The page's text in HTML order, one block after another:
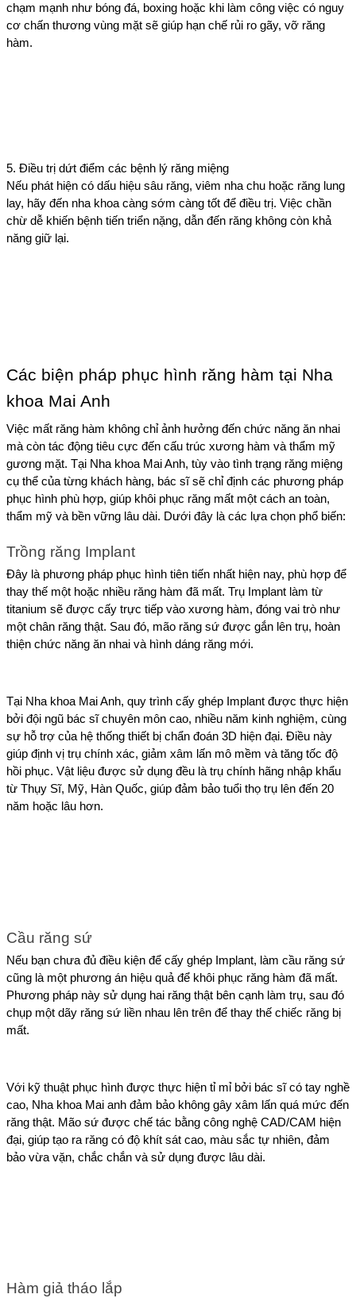
chạm mạnh như bóng đá, boxing hoặc khi làm công việc có nguy
cơ chấn thương vùng mặt sẽ giúp hạn chế rủi ro gãy, vỡ răng
hàm.
5. Điều trị dứt điểm các bệnh lý răng miệng
Nếu phát hiện có dấu hiệu sâu răng, viêm nha chu hoặc răng lung
lay, hãy đến nha khoa càng sớm càng tốt để điều trị. Việc chần
chừ dễ khiến bệnh tiến triển nặng, dẫn đến răng không còn khả
năng giữ lại.
Các biện pháp phục hình răng hàm tại Nha
khoa Mai Anh
Việc mất răng hàm không chỉ ảnh hưởng đến chức năng ăn nhai
mà còn tác động tiêu cực đến cấu trúc xương hàm và thẩm mỹ
gương mặt. Tại Nha khoa Mai Anh, tùy vào tình trạng răng miệng
cụ thể của từng khách hàng, bác sĩ sẽ chỉ định các phương pháp
phục hình phù hợp, giúp khôi phục răng mất một cách an toàn,
thẩm mỹ và bền vững lâu dài. Dưới đây là các lựa chọn phổ biến:
Trồng răng Implant
Đây là phương pháp phục hình tiên tiến nhất hiện nay, phù hợp để
thay thế một hoặc nhiều răng hàm đã mất. Trụ Implant làm từ
titanium sẽ được cấy trực tiếp vào xương hàm, đóng vai trò như
một chân răng thật. Sau đó, mão răng sứ được gắn lên trụ, hoàn
thiện chức năng ăn nhai và hình dáng răng mới.
Tại Nha khoa Mai Anh, quy trình cấy ghép Implant được thực hiện
bởi đội ngũ bác sĩ chuyên môn cao, nhiều năm kinh nghiệm, cùng
sự hỗ trợ của hệ thống thiết bị chẩn đoán 3D hiện đại. Điều này
giúp định vị trụ chính xác, giảm xâm lấn mô mềm và tăng tốc độ
hồi phục. Vật liệu được sử dụng đều là trụ chính hãng nhập khẩu
từ Thụy Sĩ, Mỹ, Hàn Quốc, giúp đảm bảo tuổi thọ trụ lên đến 20
năm hoặc lâu hơn.
Cầu răng sứ
Nếu bạn chưa đủ điều kiện để cấy ghép Implant, làm cầu răng sứ
cũng là một phương án hiệu quả để khôi phục răng hàm đã mất.
Phương pháp này sử dụng hai răng thật bên cạnh làm trụ, sau đó
chụp một dãy răng sứ liền nhau lên trên để thay thế chiếc răng bị
mất.
Với kỹ thuật phục hình được thực hiện tỉ mỉ bởi bác sĩ có tay nghề
cao, Nha khoa Mai anh đảm bảo không gây xâm lấn quá mức đến
răng thật. Mão sứ được chế tác bằng công nghệ CAD/CAM hiện
đại, giúp tạo ra răng có độ khít sát cao, màu sắc tự nhiên, đảm
bảo vừa vặn, chắc chắn và sử dụng được lâu dài.
Hàm giả tháo lắp